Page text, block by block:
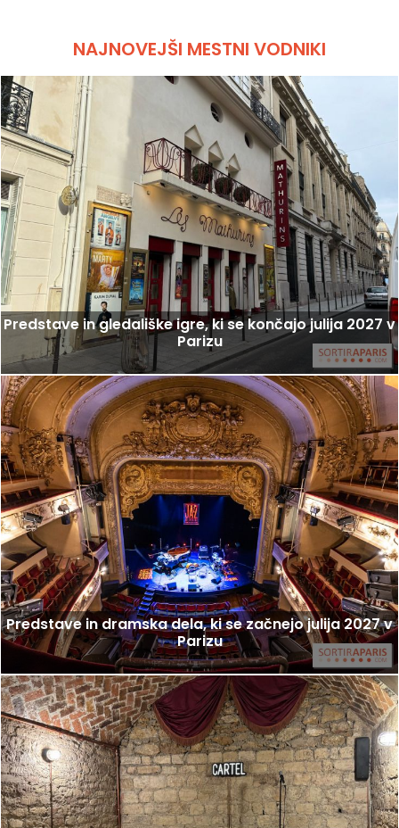
NAJNOVEJŠI MESTNI VODNIKI
Predstave in gledališke igre, ki se končajo julija 2027 v
Parizu
Predstave in dramska dela, ki se začnejo julija 2027 v
Parizu